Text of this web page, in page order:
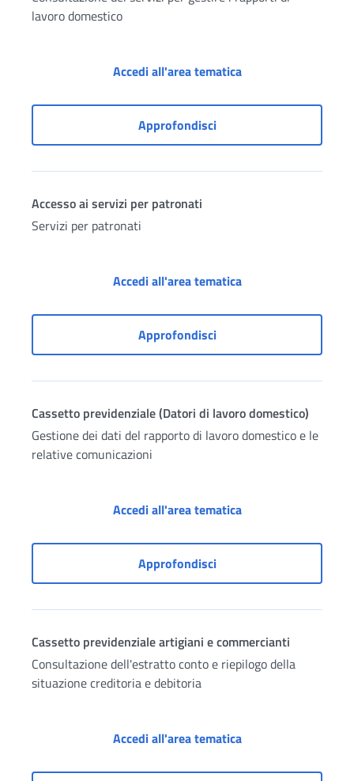
lavoro domestico
Accedi all'area tematicaAccesso ai servizi
ApprofondisciAccesso ai servizi per i
Accesso ai servizi per patronati
Servizi per patronati
Accedi all'area tematicaAccesso ai servizi
ApprofondisciAccesso ai servizi per
Cassetto previdenziale (Datori di lavoro domestico)
Gestione dei dati del rapporto di lavoro domestico e le
relative comunicazioni
Accedi all'area tematicaCassetto
ApprofondisciCassetto previdenziale
Cassetto previdenziale artigiani e commercianti
Consultazione dell'estratto conto e riepilogo della
situazione creditoria e debitoria
Accedi all'area tematicaCassetto